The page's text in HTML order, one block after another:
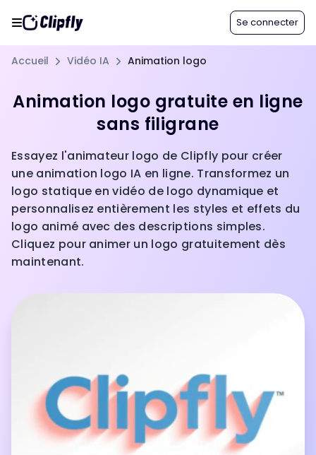
Se connecter
Accueil Vidéo IA Animation logo
Animation logo gratuite en ligne
sans filigrane
Essayez l'animateur logo de Clipfly pour créer
une animation logo IA en ligne. Transformez un
logo statique en vidéo de logo dynamique et
personnalisez entièrement les styles et effets du
logo animé avec des descriptions simples.
Cliquez pour animer un logo gratuitement dès
maintenant.